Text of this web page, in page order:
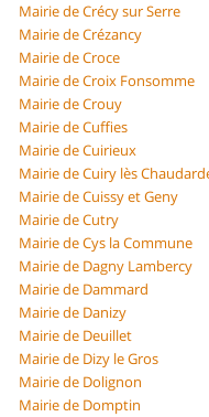
Mairie de Crécy sur Serre
Mairie de Crézancy
Mairie de Croce
Mairie de Croix Fonsomme
Mairie de Crouy
Mairie de Cuffies
Mairie de Cuirieux
Mairie de Cuiry lès
Mairie de Cuissy et Geny
Mairie de Cutry
Mairie de Cys la Commune
Mairie de Dagny Lambercy
Mairie de Dammard
Mairie de Danizy
Mairie de Deuillet
Mairie de Dizy le Gros
Mairie de Dolignon
Mairie de Domptin